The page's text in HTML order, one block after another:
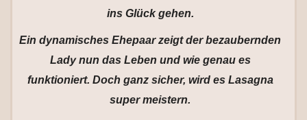
ins Glück gehen.
Ein dynamisches Ehepaar zeigt der bezaubernden
Lady nun das Leben und wie genau es
funktioniert. Doch ganz sicher, wird es Lasagna
super meistern.